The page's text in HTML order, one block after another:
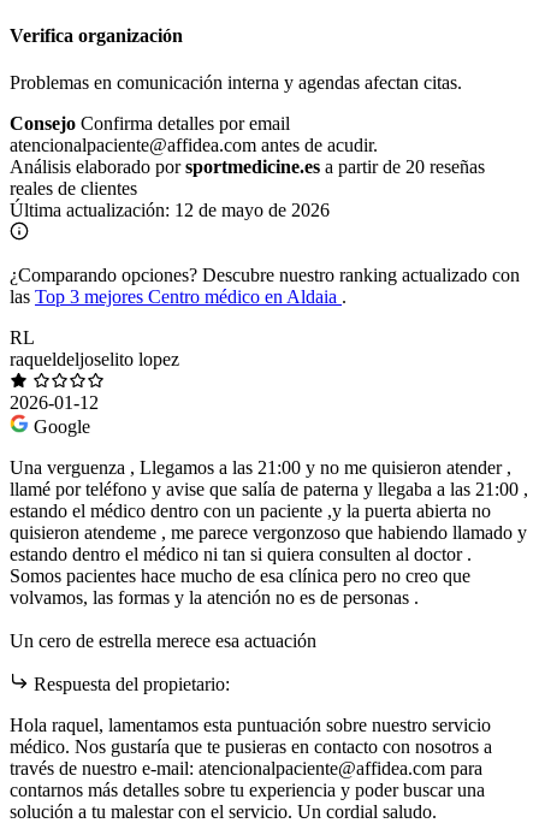
Verifica organización
Problemas en comunicación interna y agendas afectan citas.
Consejo Confirma detalles por email
atencionalpaciente@affidea.com antes de acudir.
Análisis elaborado porsportmedicine.es a partir de 20 reseñas
reales de clientes
Última actualización: 12 de mayo de 2026
¿Comparando opciones? Descubre nuestro ranking actualizado con
las Top 3 mejores Centro médico en Aldaia .
RL
raqueldeljoselito lopez
2026-01-12
Google
Una verguenza , Llegamos a las 21:00 y no me quisieron atender ,
llamé por teléfono y avise que salía de paterna y llegaba a las 21:00 ,
estando el médico dentro con un paciente ,y la puerta abierta no
quisieron atendeme , me parece vergonzoso que habiendo llamado y
estando dentro el médico ni tan si quiera consulten al doctor .
Somos pacientes hace mucho de esa clínica pero no creo que
volvamos, las formas y la atención no es de personas .
Un cero de estrella merece esa actuación
Respuesta del propietario:
Hola raquel, lamentamos esta puntuación sobre nuestro servicio
médico. Nos gustaría que te pusieras en contacto con nosotros a
través de nuestro e-mail: atencionalpaciente@affidea.com para
contarnos más detalles sobre tu experiencia y poder buscar una
solución a tu malestar con el servicio. Un cordial saludo.